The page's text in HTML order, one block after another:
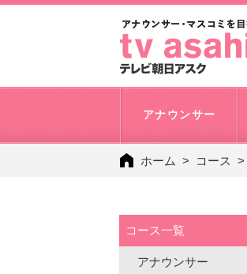
アナウンサー
ホーム コース
コース一覧
アナウンサー